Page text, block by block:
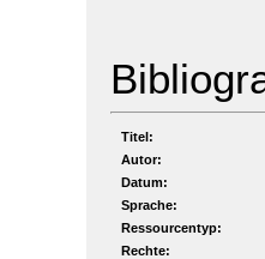
Titel:
Autor:
Datum:
Sprache:
Ressourcentyp:
Rechte: